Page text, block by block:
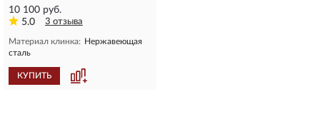
10 100 руб.
5.0
3 отзыва
Материал клинка: Нержавеющая
сталь
КУПИТЬ